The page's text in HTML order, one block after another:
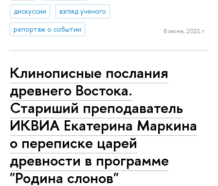
дискуссии
взгляд ученого
репортаж о событии
6 июня, 2021 г.
Клинописные послания
древнего Востока.
Стариший преподаватель
ИКВИА Екатерина Маркина
о переписке царей
древности в программе
"Родина слонов"